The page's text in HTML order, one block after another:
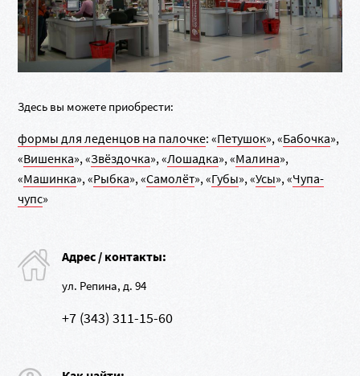
Здесь вы можете приобрести:
формы для леденцов на палочке: «Петушок», «Бабочка»,
«Вишенка», «Звёздочка», «Лошадка», «Малина»,
«Машинка», «Рыбка», «Самолёт», «Губы», «Усы», «Чупа-
чупс»
Адрес / контакты:
ул. Репина, д. 94
+7 (343) 311-15-60